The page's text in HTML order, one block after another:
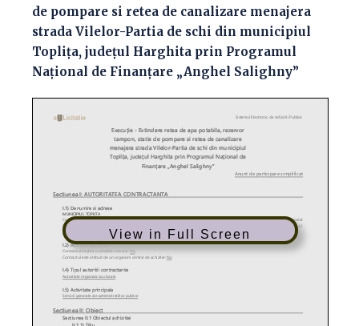
de pompare si retea de canalizare menajera
strada Vilelor-Partia de schi din municipiul
Toplița, județul Harghita prin Programul
Național de Finanțare „Anghel Salighny”
View in Full Screen